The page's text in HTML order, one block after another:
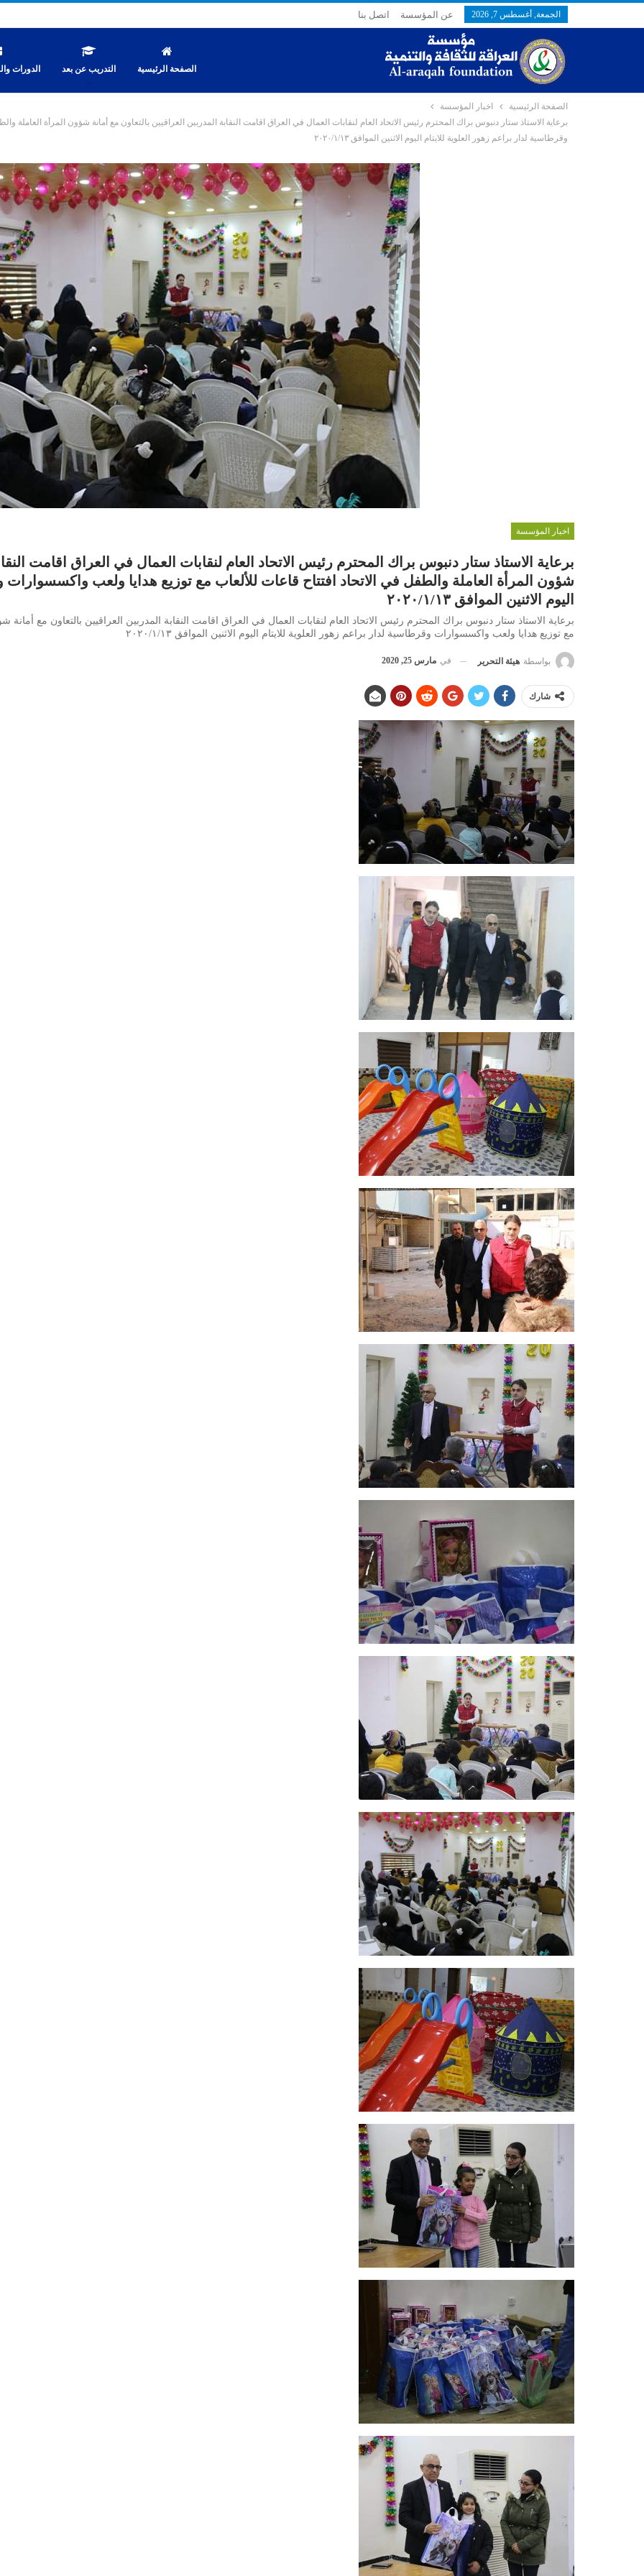
الجمعة, أغسطس 7, 2026 عن المؤسسة اتصل بنا
الصفحة الرئيسية التدريب عن بعد الدورات
الصفحة الرئيسية
اخبار المؤسسة
برعاية الاستاذ ستار دنبوس براك المحترم رئيس الاتحاد العام لنقابات العمال في العراق اقامت النقابة المدربين العراقيين بالتعاون مع أمانة شؤون المرأة العاملة
وقرطاسية لدار براعم زهور العلوية للايتام اليوم الاثنين الموافق ٢٠٢٠/١/١٣
اخبار المؤسسة
برعاية الاستاذ ستار دنبوس براك المحترم رئيس الاتحاد العام لنقابات العمال في العراق اقامت
شؤون المرأة العاملة والطفل في الاتحاد افتتاح قاعات للألعاب مع توزيع هدايا ولعب واكسسوارات
اليوم الاثنين الموافق ٢٠٢٠/١/١٣
برعاية الاستاذ ستار دنبوس براك المحترم رئيس الاتحاد العام لنقابات العمال في العراق اقامت النقابة المدربين العراقيين بالتعاون مع أمانة
مع توزيع هدايا ولعب واكسسوارات وقرطاسية لدار براعم زهور العلوية للايتام اليوم الاثنين الموافق ٢٠٢٠/١/١٣
بواسطة هيئة التحرير في مارس 25, 2020
شارك